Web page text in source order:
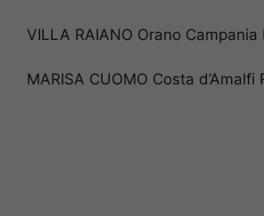
VILLA RAIANO Orano Campania
MARISA CUOMO Costa d’Amalfi